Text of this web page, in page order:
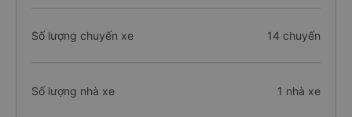
Số lượng chuyến xe 14 chuyến
Số lượng nhà xe 1 nhà xe